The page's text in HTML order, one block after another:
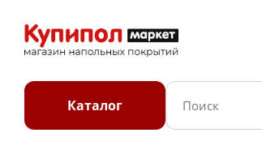
Каталог